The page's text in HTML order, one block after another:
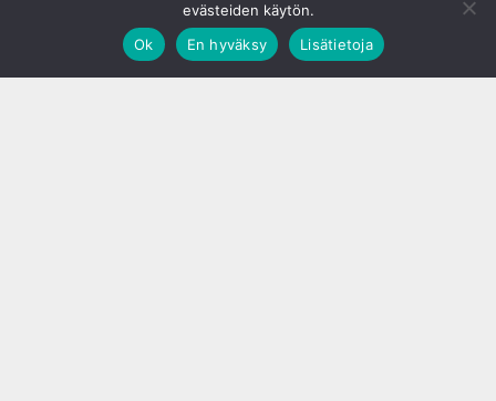
evästeiden käytön.
Ok
En hyväksy Lisätietoja